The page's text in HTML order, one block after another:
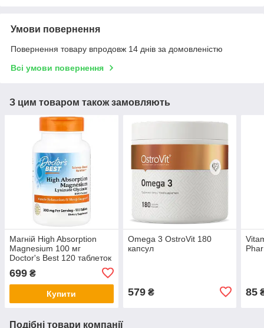
Умови повернення
Повернення товару впродовж 14 днів за домовленістю
Всі умови повернення
З цим товаром також замовляють
Магній High Absorption
Magnesium 100 мг
Doctor's Best 120 таблеток
699 ₴
Купити
Omega 3 OstroVit 180
капсул
579₴ 85
Подібні товари компанії